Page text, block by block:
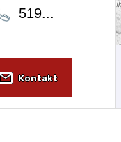
519...
Kontakt